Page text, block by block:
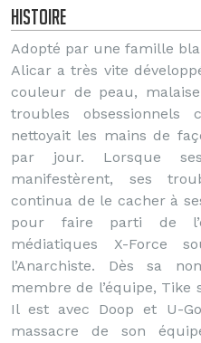
Histoire
Adopté par une famille
Alicar a très vite
couleur de peau,
troubles obsessionnels
nettoyait les mains de
par jour. Lorsque
manifestèrent, ses
continua de le cacher à
pour faire parti de
médiatiques X-
l’Anarchiste. Dès sa
membre de l’équipe, Tike
Il est avec Doop et U-
massacre de son